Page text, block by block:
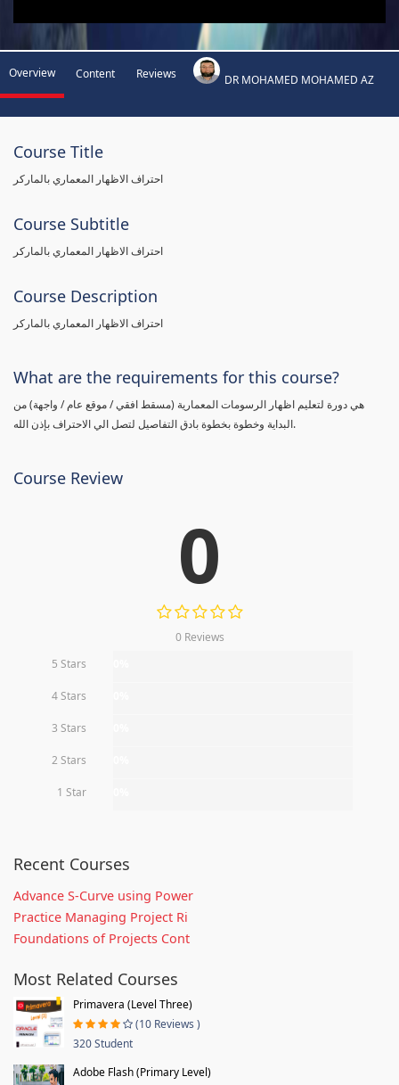
Overview Content Reviews DR MOHAMED MOHAMED AZ
Course Title
احتراف الاظهار المعماري بالماركر
Course Subtitle
احتراف الاظهار المعماري بالماركر
Course Description
احتراف الاظهار المعماري بالماركر
What are the requirements for this course?
هي دورة لتعليم اظهار الرسومات المعمارية (مسقط افقي / موقع عام / واجهة) من
البداية وخطوة بخطوة بادق التفاصيل لتصل الي الاحتراف بإذن الله.
Course Review
0
0 Reviews
5 Stars
4 Stars
3 Stars
2 Stars
1 Star
Recent Courses
Advance S-Curve using Power
Practice Managing Project Ri
Foundations of Projects Cont
Most Related Courses
Primavera (Level Three)
(10 Reviews )
320 Student
Adobe Flash (Primary Level)